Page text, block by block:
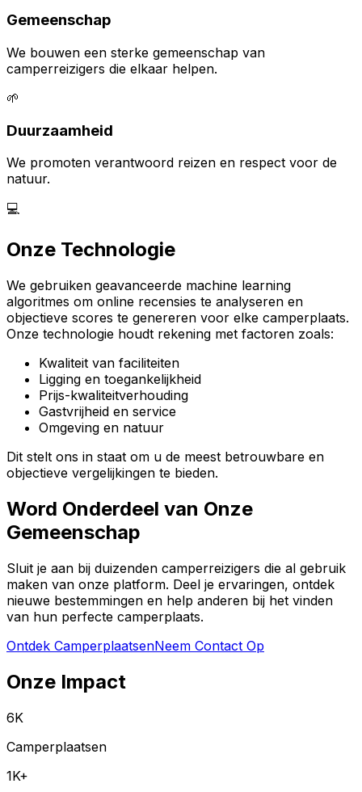
Gemeenschap
We bouwen een sterke gemeenschap van
camperreizigers die elkaar helpen.
🌱
Duurzaamheid
We promoten verantwoord reizen en respect voor de
natuur.
💻
Onze Technologie
We gebruiken geavanceerde machine learning
algoritmes om online recensies te analyseren en
objectieve scores te genereren voor elke camperplaats.
Onze technologie houdt rekening met factoren zoals:
Kwaliteit van faciliteiten
Ligging en toegankelijkheid
Prijs-kwaliteitverhouding
Gastvrijheid en service
Omgeving en natuur
Dit stelt ons in staat om u de meest betrouwbare en
objectieve vergelijkingen te bieden.
Word Onderdeel van Onze
Gemeenschap
Sluit je aan bij duizenden camperreizigers die al gebruik
maken van onze platform. Deel je ervaringen, ontdek
nieuwe bestemmingen en help anderen bij het vinden
van hun perfecte camperplaats.
Ontdek CamperplaatsenNeem Contact Op
Onze Impact
6K
Camperplaatsen
1K+